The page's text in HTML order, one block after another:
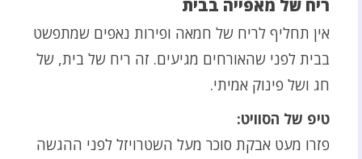
ריח של מאפייה בבית
אין תחליף לריח של חמאה ופירות נאפים שמתפשט
בבית לפני שהאורחים מגיעים. זה ריח של בית, של
חג ושל פינוק אמיתי.
טיפ של הסוויט:
פזרו מעט אבקת סוכר מעל השטרויזל לפני ההגשה